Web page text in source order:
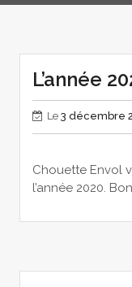
L’année
Le 3 décembre
Chouette Envol
l’année 2020.